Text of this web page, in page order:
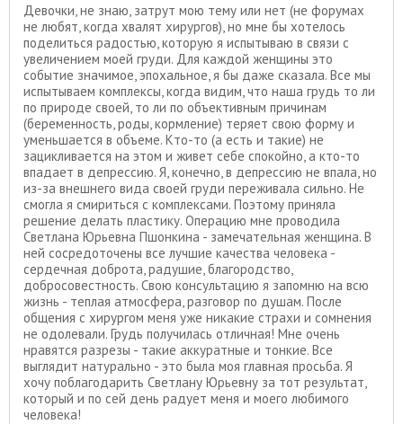
Девочки, не знаю, затрут мою тему или нет (не форумах
не любят, когда хвалят хирургов), но мне бы хотелось
поделиться радостью, которую я испытываю в связи с
увеличением моей груди. Для каждой женщины это
событие значимое, эпохальное, я бы даже сказала. Все мы
испытываем комплексы, когда видим, что наша грудь то ли
по природе своей, то ли по объективным причинам
(беременность, роды, кормление) теряет свою форму и
уменьшается в объеме. Кто-то (а есть и такие) не
зацикливается на этом и живет себе спокойно, а кто-то
впадает в депрессию. Я, конечно, в депрессию не впала, но
из-за внешнего вида своей груди переживала сильно. Не
смогла я смириться с комплексами. Поэтому приняла
решение делать пластику. Операцию мне проводила
Светлана Юрьевна Пшонкина - замечательная женщина. В
ней сосредоточены все лучшие качества человека -
сердечная доброта, радушие, благородство,
добросовестность. Свою консультацию я запомню на всю
жизнь - теплая атмосфера, разговор по душам. После
общения с хирургом меня уже никакие страхи и сомнения
не одолевали. Грудь получилась отличная! Мне очень
нравятся разрезы - такие аккуратные и тонкие. Все
выглядит натурально - это была моя главная просьба. Я
хочу поблагодарить Светлану Юрьевну за тот результат,
который и по сей день радует меня и моего любимого
человека!